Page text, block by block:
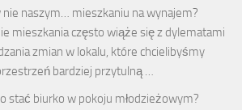
nie naszym… mieszkaniu na wynajem?
mieszkania często wiąże się z dylematami
zmian w lokalu, które chcielibyśmy
bardziej przytulną …
stać biurko w pokoju młodzieżowym?